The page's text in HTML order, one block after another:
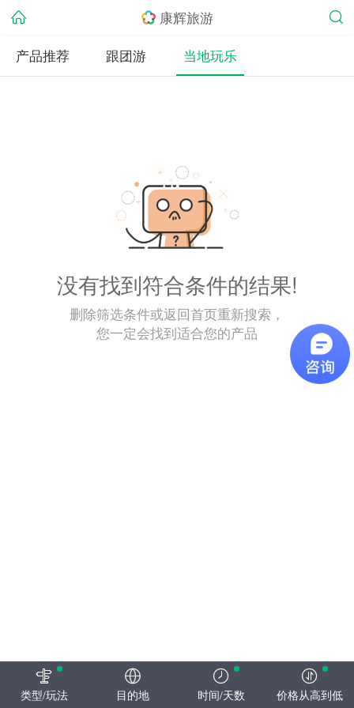
康辉旅游
产品推荐
跟团游 当地玩乐
没有找到符合条件的结果!
删除筛选条件或返回首页重新搜索，
您一定会找到适合您的产品
类型/玩法 目的地 时间/天数 价格从高到低